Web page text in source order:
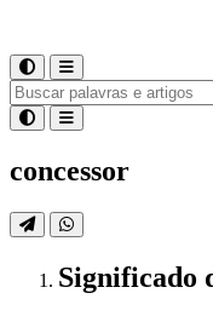
concessor
Significado